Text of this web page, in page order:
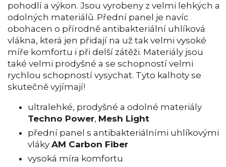
pohodlí a výkon. Jsou vyrobeny z velmi lehkých a
odolných materiálů. Přední panel je navíc
obohacen o přírodně antibakteriální uhlíková
vlákna, která jen přidají na už tak velmi vysoké
míře komfortu i při delší zátěži. Materiály jsou
také velmi prodyšné a se schopností velmi
rychlou schopností vysychat. Tyto kalhoty se
skutečně vyjímají!
ultralehké, prodyšné a odolné materiály
Techno Power, Mesh Light
přední panel s antibakteriálními uhlíkovými
vláky AM Carbon Fiber
vysoká míra komfortu